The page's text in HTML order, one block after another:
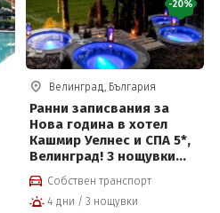
-20%
Велинград, България
Ранни записвания за
Нова година в хотел
Кашмир Уелнес и СПА 5*,
Велинград! 3 нощувки
със закуски, премиум
вечери, празнична
новогодишна вечеря с
Собствен транспорт
4 дни / 3 нощувки